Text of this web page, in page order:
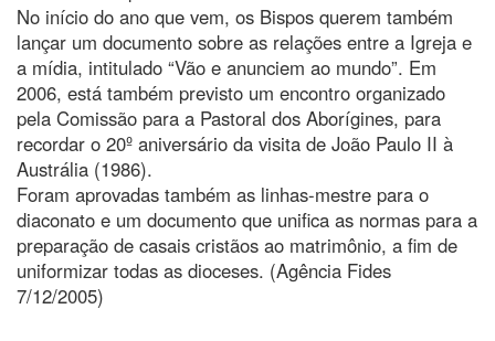
No início do ano que vem, os Bispos querem também
lançar um documento sobre as relações entre a Igreja e
a mídia, intitulado “Vão e anunciem ao mundo”. Em
2006, está também previsto um encontro organizado
pela Comissão para a Pastoral dos Aborígines, para
recordar o 20º aniversário da visita de João Paulo II à
Austrália (1986).
Foram aprovadas também as linhas-mestre para o
diaconato e um documento que unifica as normas para a
preparação de casais cristãos ao matrimônio, a fim de
uniformizar todas as dioceses. (Agência Fides
7/12/2005)